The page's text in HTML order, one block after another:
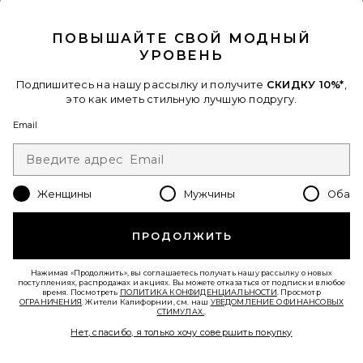
Previous price:
Favorite ЮБКА DAVIA
ПОВЫШАЙТЕ СВОЙ МОДНЫЙ
УРОВЕНЬ
Подпишитесь на нашу рассылку и получите СКИДКУ 10%*
это как иметь стильную лучшую подругу.
Email
Женщины Мужчины Оба
ПРОДОЛЖИТЬ
Нажимая «Продолжить», вы соглашаетесь получать нашу рассылку о новых
поступлениях, распродажах и акциях. Вы можете отказаться от подписки в любое
время. Посмотреть ПОЛИТИКА КОНФИДЕНЦИАЛЬНОСТИ . Просмотр
ОГРАНИЧЕНИЯ . Жители Калифорнии, см. наш УВЕДОМЛЕНИЕ О ФИНАНСОВЫХ
СТИМУЛАХ.
Нет, спасибо, я только хочу совершить покупку